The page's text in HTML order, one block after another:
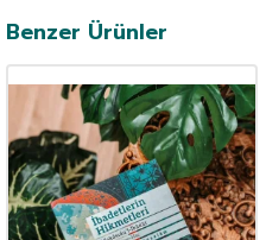
Benzer Ürünler